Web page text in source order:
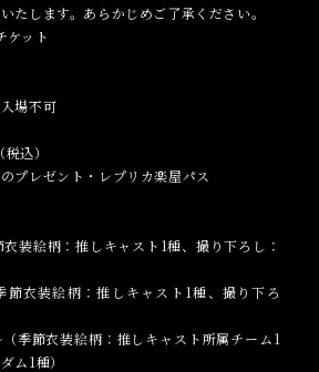
たします。あらかじめご了承ください。
ケット
場不可
込）
プレゼント・レプリカ楽屋パス
装絵柄：推しキャスト1種、撮り下ろし：
節衣装絵柄：推しキャスト1種、撮り下ろ
季節衣装絵柄：推しキャスト所属チーム1
ム1種）